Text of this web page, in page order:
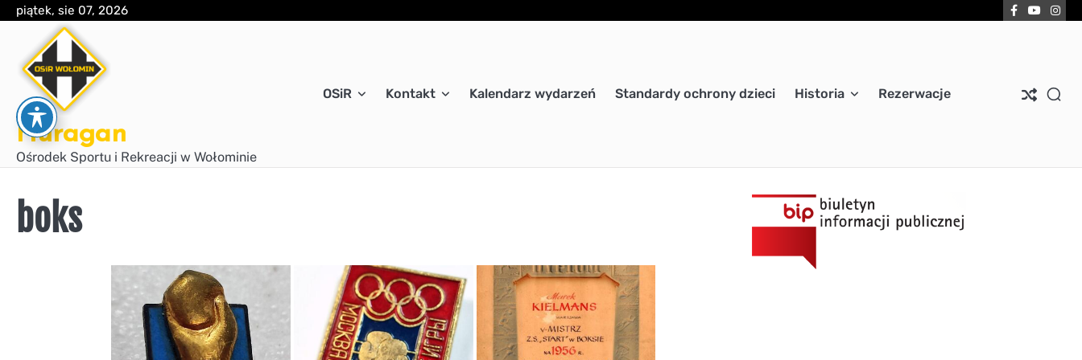
Skip
content
piątek, sie 07, 2026 Facebook
Huragan
Ośrodek Sportu i Rekreacji w Wołominie
OSiR Kontakt Kalendarz wydarzeń Standardy ochrony dzieci Historia Rezerwacje
boks